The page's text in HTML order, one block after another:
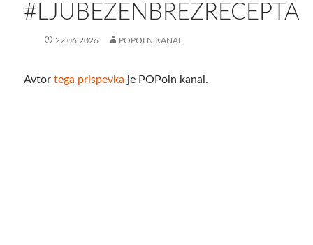
#LJUBEZENBREZRECEPTA
22.06.2026 POPOLN KANAL
Avtor tega prispevka je POPoln kanal.